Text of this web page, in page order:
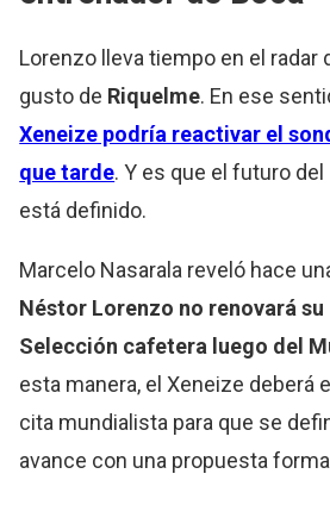
Lorenzo lleva tiempo en el radar
gusto de Riquelme. En ese
Xeneize podría reactivar el
que tarde. Y es que el futuro
está definido.
Marcelo Nasarala reveló hace
Néstor Lorenzo no renovará
Selección cafetera luego del
esta manera, el Xeneize deberá
cita mundialista para que se
avance con una propuesta